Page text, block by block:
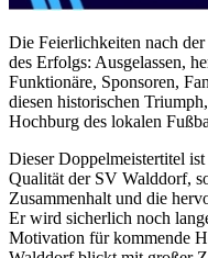
Die Feierlichkeiten nach
des Erfolgs: Ausgelassen,
Funktionäre, Sponsoren,
diesen historischen
Hochburg des lokalen
Dieser Doppelmeistertitel
Qualität der SV Walddorf,
Zusammenhalt und die
Er wird sicherlich noch
Motivation für kommende